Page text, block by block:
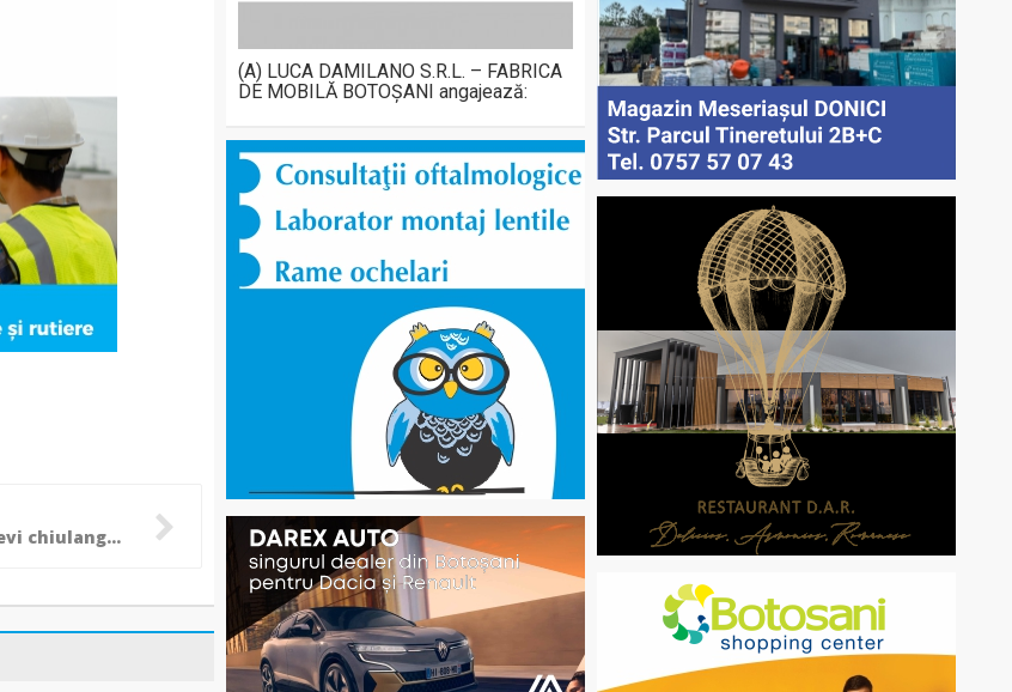
Botoșani: 15 elevi chiulangii, depistaţi de poliţişti în cadrul unei acțiuni în zona unităţilor de învăţământ!
(A) LUCA DAMILANO S.R.L. – FABRICA
DE MOBILĂ BOTOȘANI angajează: